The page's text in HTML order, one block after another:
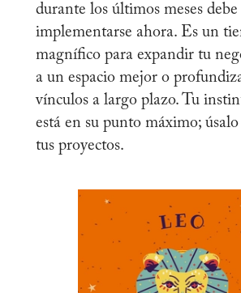
durante los últimos meses debe
implementarse ahora. Es un
magnífico para expandir tu
a un espacio mejor o
vínculos a largo plazo. Tu
está en su punto máximo;
tus proyectos.